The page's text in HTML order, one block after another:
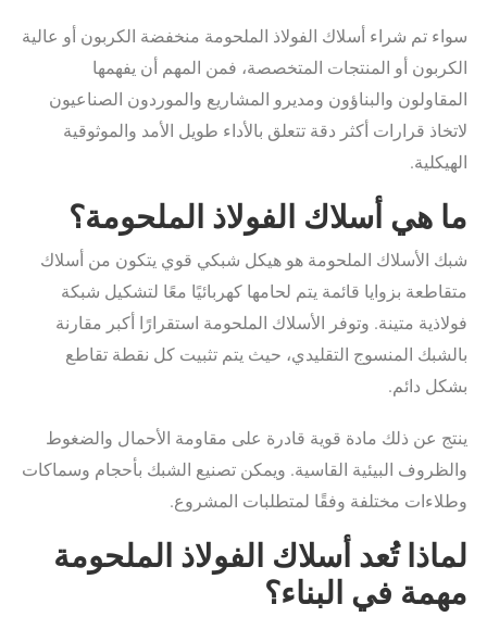
سواء تم شراء أسلاك الفولاذ الملحومة منخفضة الكربون أو عالية
الكربون أو المنتجات المتخصصة، فمن المهم أن يفهمها
المقاولون والبناؤون ومديرو المشاريع والموردون الصناعيون
لاتخاذ قرارات أكثر دقة تتعلق بالأداء طويل الأمد والموثوقية
الهيكلية.
ما هي أسلاك الفولاذ الملحومة؟
شبك الأسلاك الملحومة هو هيكل شبكي قوي يتكون من أسلاك
متقاطعة بزوايا قائمة يتم لحامها كهربائيًا معًا لتشكيل شبكة
فولاذية متينة. وتوفر الأسلاك الملحومة استقرارًا أكبر مقارنة
بالشبك المنسوج التقليدي، حيث يتم تثبيت كل نقطة تقاطع
بشكل دائم.
ينتج عن ذلك مادة قوية قادرة على مقاومة الأحمال والضغوط
والظروف البيئية القاسية. ويمكن تصنيع الشبك بأحجام وسماكات
وطلاءات مختلفة وفقًا لمتطلبات المشروع.
لماذا تُعد أسلاك الفولاذ الملحومة
مهمة في البناء؟